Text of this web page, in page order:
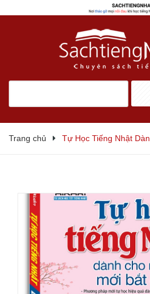
Trang chủ Tự Học Tiếng Nhật